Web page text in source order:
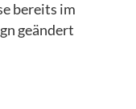
bereits im
geändert